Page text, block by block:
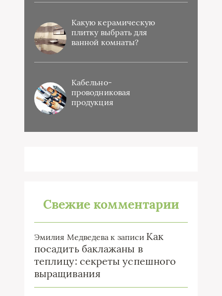
Какую керамическую
плитку выбрать для
ванной комнаты?
Кабельно-
проводниковая
продукция
Свежие комментарии
Эмилия Медведева к записи Как
посадить баклажаны в
теплицу: секреты успешного
выращивания